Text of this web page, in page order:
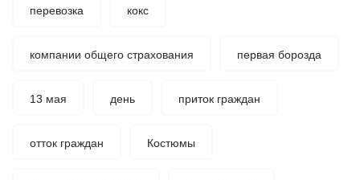
перевозка кокс
компании общего страхования первая борозда
13 мая день приток граждан
отток граждан Костюмы